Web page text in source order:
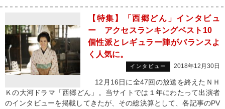
【特集】「西郷どん」インタビュ
ー アクセスランキングベスト10
個性派とレギュラー陣がバランスよ
く人気に。
インタビュー 2018年12月30日
12月16日に全47回の放送を終えたＮＨ
Ｋの大河ドラマ「西郷どん」。当サイトでは１年にわたって出演者
のインタビューを掲載してきたが、その総決算として、各記事のPV